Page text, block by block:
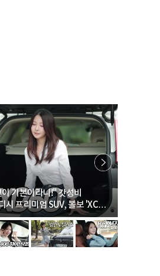
기본이라니!" 갓성비
시 프리미엄 SUV, 볼보 'XC60